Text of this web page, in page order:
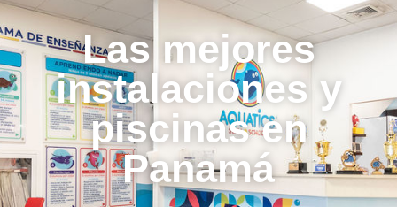
Las mejores
instalaciones y
piscinas en
Panamá